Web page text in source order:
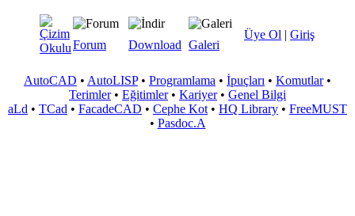
Üye Ol | Giriş
Forum Download Galeri
AutoCAD • AutoLISP• Programlama • İpuçları • Komutlar•
Terimler• Eğitimler• Kariyer• Genel Bilgi
aLd • TCad • FacadeCAD • Cephe Kot • HQ Library • FreeMUST
• Pasdoc.A